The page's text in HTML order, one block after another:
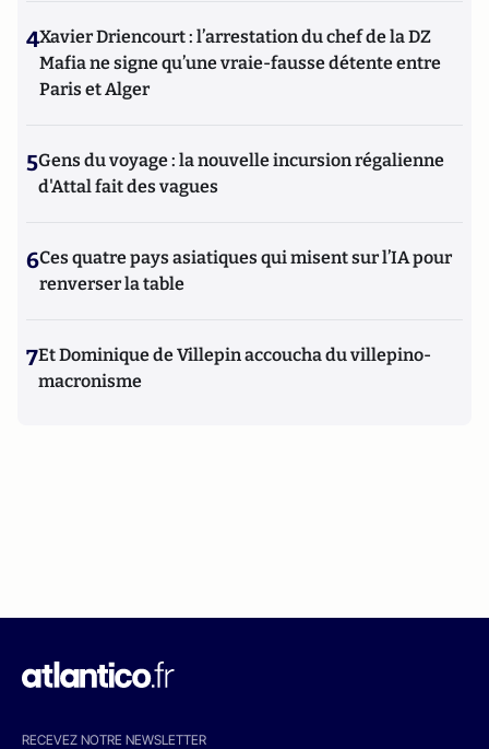
4Xavier Driencourt : l’arrestation du chef de la DZ
Mafia ne signe qu’une vraie-fausse détente entre
Paris et Alger
5Gens du voyage : la nouvelle incursion régalienne
d'Attal fait des vagues
6Ces quatre pays asiatiques qui misent sur l’IA pour
renverser la table
7Et Dominique de Villepin accoucha du villepino-
macronisme
RECEVEZ NOTRE NEWSLETTER